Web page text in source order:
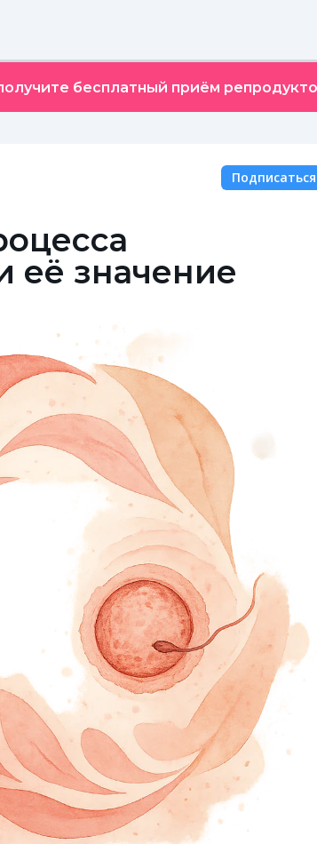
бесплатный приём
Подписаться
её значение